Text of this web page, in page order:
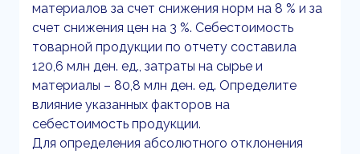
материалов за счет снижения норм на 8 % и за
счет снижения цен на 3 %. Себестоимость
товарной продукции по отчету составила
120,6 млн ден. ед., затраты на сырье и
материалы – 80,8 млн ден. ед. Определите
влияние указанных факторов на
себестоимость продукции.
Для определения абсолютного отклонения